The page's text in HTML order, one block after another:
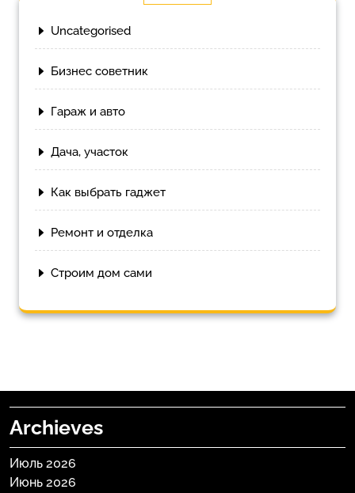
Uncategorised
Бизнес советник
Гараж и авто
Дача, участок
Как выбрать гаджет
Ремонт и отделка
Строим дом сами
Archieves
Июль 2026
Июнь 2026